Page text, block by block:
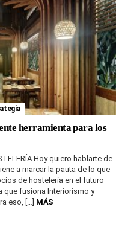
herramienta para los
Hoy quiero hablarte de
a marcar la pauta de lo que
de hostelería en el futuro
que fusiona Interiorismo y
eso, […] MÁS